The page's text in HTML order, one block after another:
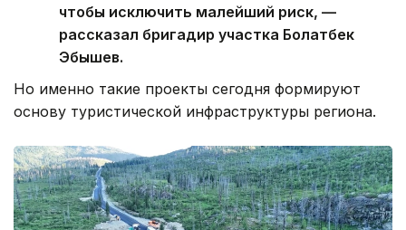
чтобы исключить малейший риск, —
рассказал бригадир участка Болатбек
Эбышев.
Но именно такие проекты сегодня формируют
основу туристической инфраструктуры региона.